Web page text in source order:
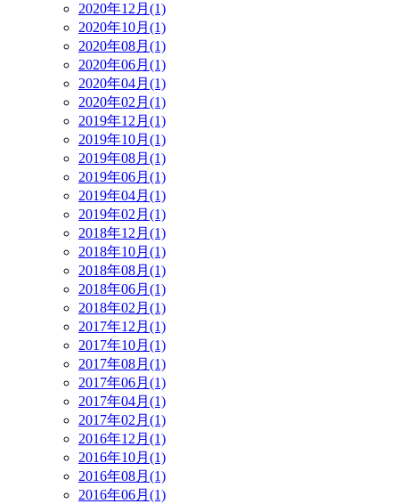
2020年12月(1)
2020年10月(1)
2020年08月(1)
2020年06月(1)
2020年04月(1)
2020年02月(1)
2019年12月(1)
2019年10月(1)
2019年08月(1)
2019年06月(1)
2019年04月(1)
2019年02月(1)
2018年12月(1)
2018年10月(1)
2018年08月(1)
2018年06月(1)
2018年02月(1)
2017年12月(1)
2017年10月(1)
2017年08月(1)
2017年06月(1)
2017年04月(1)
2017年02月(1)
2016年12月(1)
2016年10月(1)
2016年08月(1)
2016年06月(1)